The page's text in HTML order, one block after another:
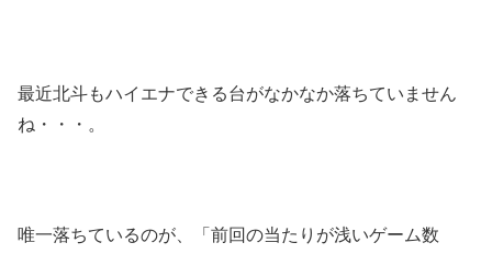
最近北斗もハイエナできる台がなかなか落ちていません
ね・・・。
唯一落ちているのが、「前回の当たりが浅いゲーム数